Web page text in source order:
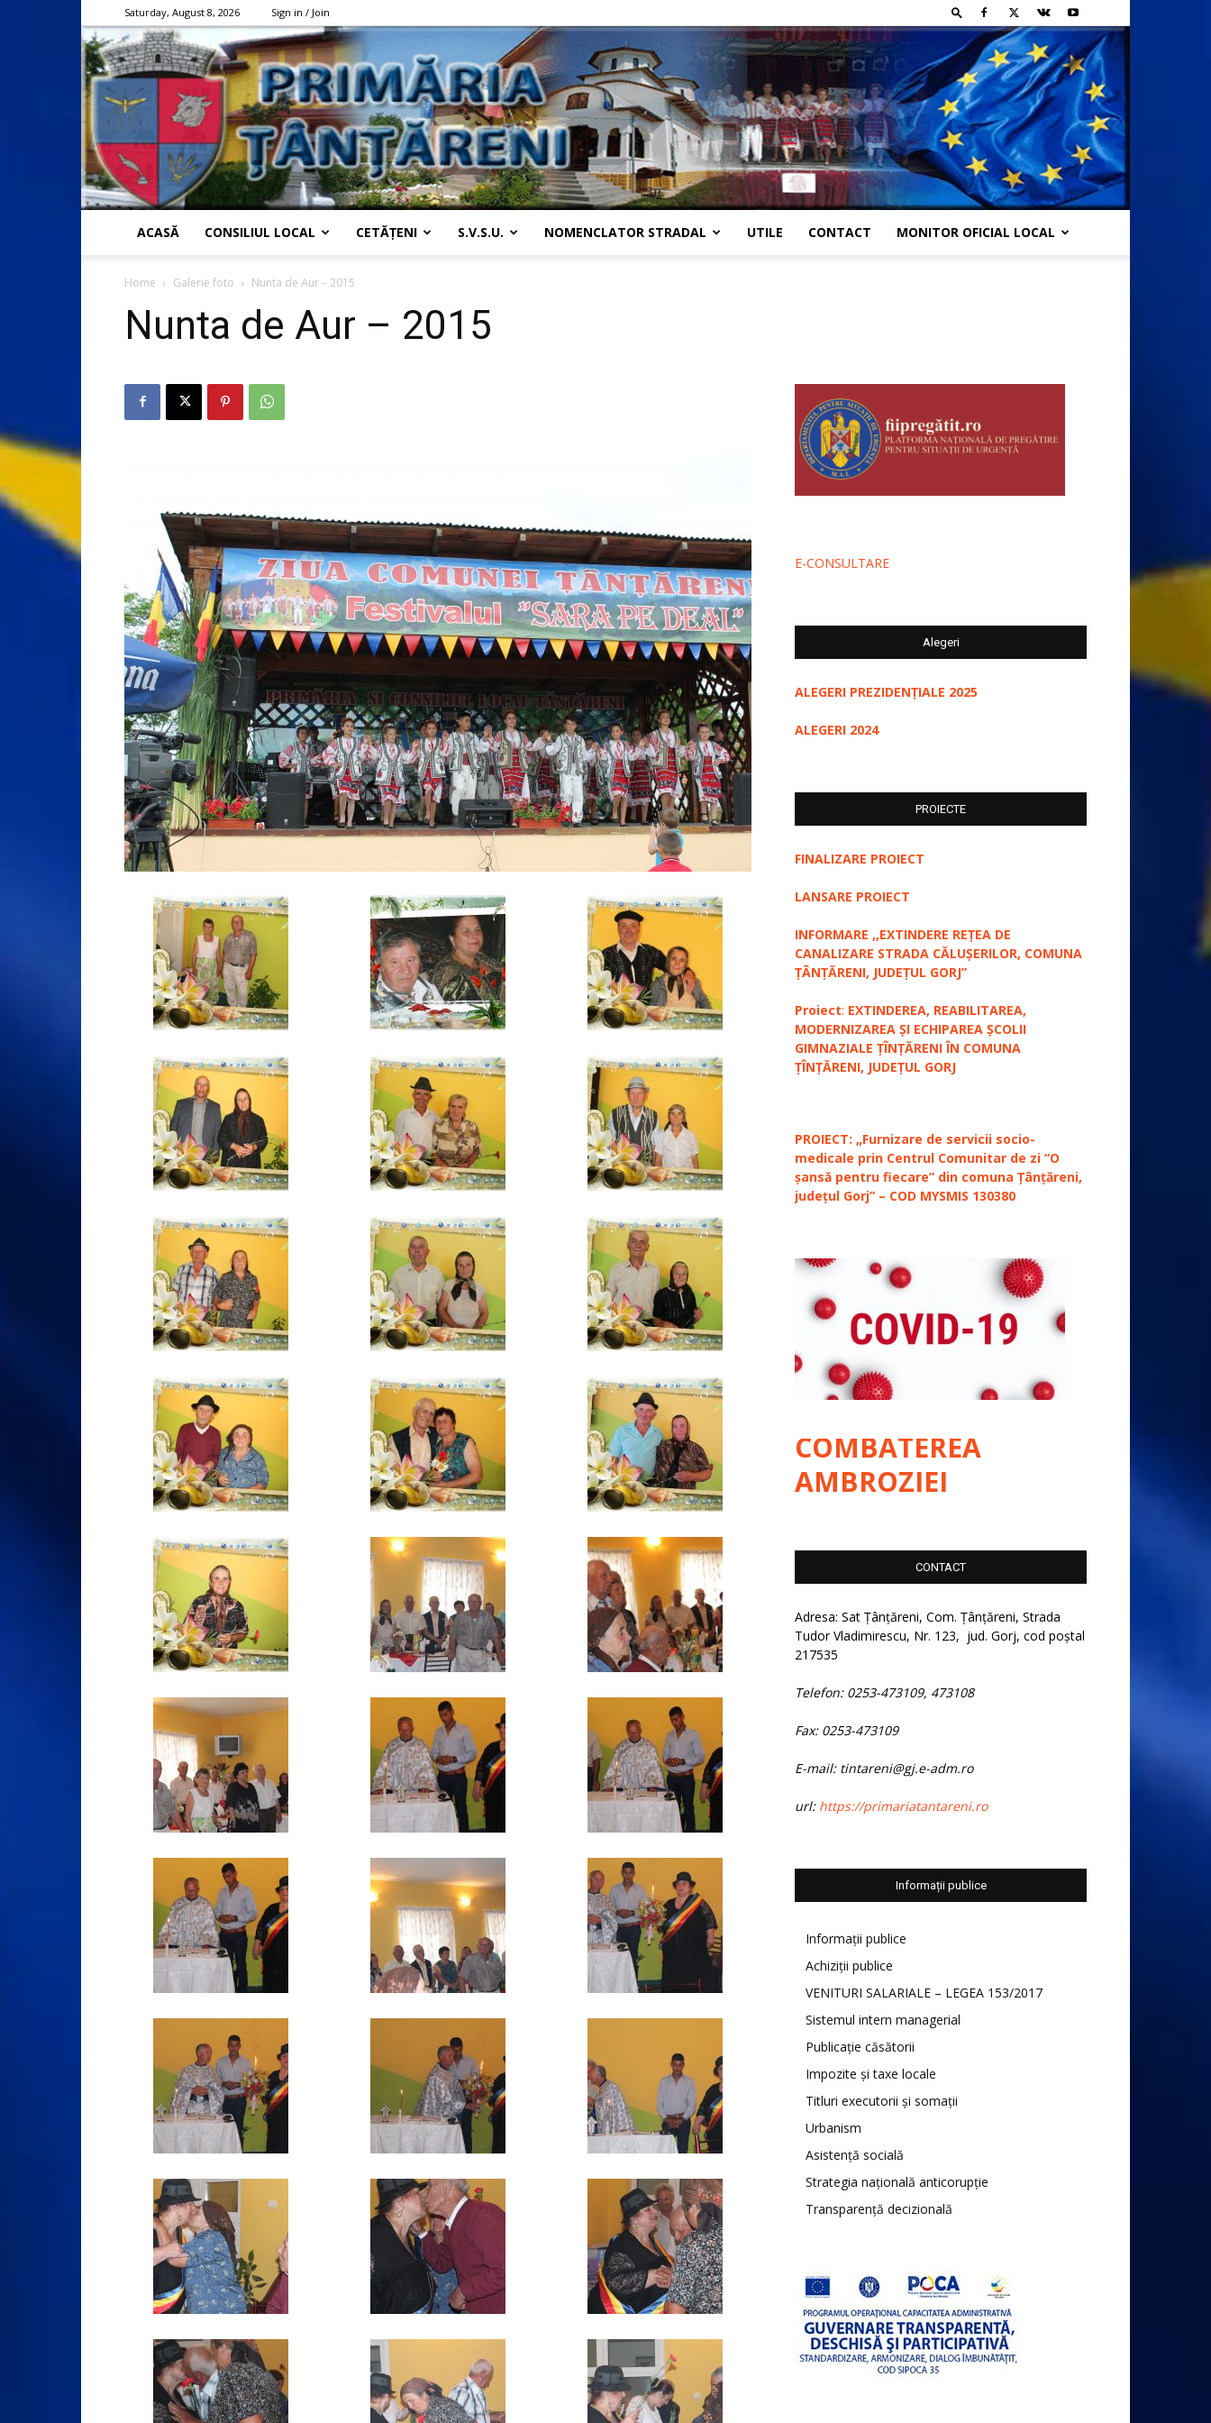
Saturday, August 8, 2026 Sign in / Join
ACASĂ CONSILIUL LOCAL CETĂȚENI S.V.S.U. NOMENCLATOR STRADAL UTILE CONTACT MONITOR OFICIAL LOCAL
Home Galerie foto Nunta de Aur – 2015
Nunta de Aur – 2015
E-CONSULTARE
Alegeri
ALEGERI PREZIDENȚIALE 2025
ALEGERI 2024
PROIECTE
FINALIZARE PROIECT
LANSARE PROIECT
INFORMARE ,,EXTINDERE REȚEA DE
CANALIZARE STRADA CĂLUȘERILOR, COMUNA
ȚÂNȚĂRENI, JUDEȚUL GORJ”
Proiect: EXTINDEREA, REABILITAREA,
MODERNIZAREA ȘI ECHIPAREA ȘCOLII
GIMNAZIALE ȚÎNȚĂRENI ÎN COMUNA
ȚÎNȚĂRENI, JUDEȚUL GORJ
PROIECT: „Furnizare de servicii socio-
medicale prin Centrul Comunitar de zi “O
șansă pentru fiecare” din comuna Țânțăreni,
județul Gorj” – COD MYSMIS 130380
COMBATEREA
AMBROZIEI
CONTACT
Adresa: Sat Țânțăreni, Com. Țânțăreni, Strada
Tudor Vladimirescu, Nr. 123, jud. Gorj, cod poștal
217535
Telefon: 0253-473109, 473108
Fax: 0253-473109
E-mail: tintareni@gj.e-adm.ro
url: https://primariatantareni.ro
Informații publice
Informații publice
Achiziții publice
VENITURI SALARIALE – LEGEA 153/2017
Sistemul intern managerial
Publicație căsătorii
Impozite și taxe locale
Titluri executorii și somații
Urbanism
Asistență socială
Strategia națională anticorupție
Transparență decizională